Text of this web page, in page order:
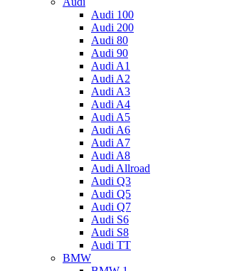
Audi 100
Audi 200
Audi 80
Audi 90
Audi A1
Audi A2
Audi A3
Audi A4
Audi A5
Audi A6
Audi A7
Audi A8
Audi Allroad
Audi Q3
Audi Q5
Audi Q7
Audi S6
Audi S8
Audi TT
BMW